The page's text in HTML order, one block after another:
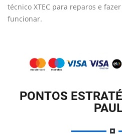
técnico XTEC para reparos e
funcionar.
PONTOS